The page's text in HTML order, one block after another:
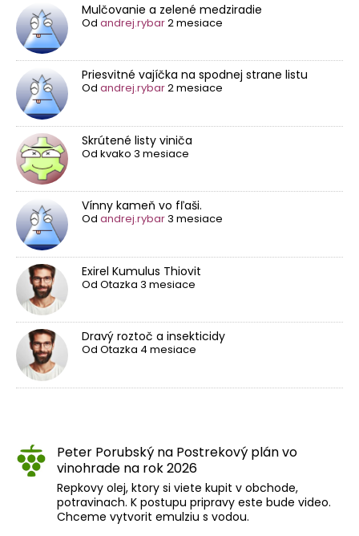
Mulčovanie a zelené medziradie
Od andrej.rybar2 mesiace
Priesvitné vajíčka na spodnej strane listu
Od andrej.rybar2 mesiace
Skrútené listy viniča
Od kvako 3 mesiace
Vínny kameň vo fľaši.
Od andrej.rybar3 mesiace
Exirel Kumulus Thiovit
Od Otazka 3 mesiace
Dravý roztoč a insekticidy
Od Otazka 4 mesiace
Peter Porubský na Postrekový plán vo
vinohrade na rok 2026
Repkovy olej, ktory si viete kupit v obchode,
potravinach. K postupu pripravy este bude video.
Chceme vytvorit emulziu s vodou.